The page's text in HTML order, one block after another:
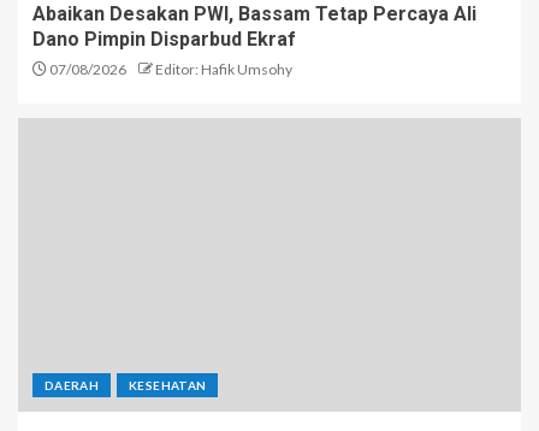
Abaikan Desakan PWI, Bassam Tetap Percaya Ali
Dano Pimpin Disparbud Ekraf
07/08/2026 Editor: Hafik Umsohy
DAERAH KESEHATAN